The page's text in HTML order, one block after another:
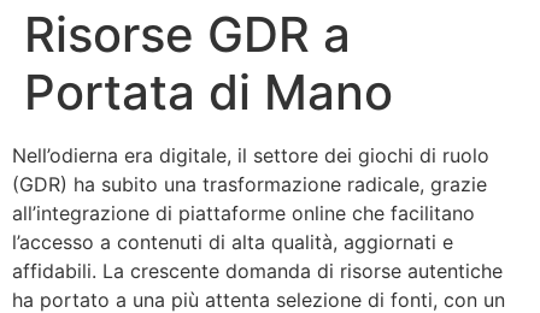
Risorse GDR a
Portata di Mano
Nell’odierna era digitale, il settore dei giochi di ruolo
(GDR) ha subito una trasformazione radicale, grazie
all’integrazione di piattaforme online che facilitano
l’accesso a contenuti di alta qualità, aggiornati e
affidabili. La crescente domanda di risorse autentiche
ha portato a una più attenta selezione di fonti, con un